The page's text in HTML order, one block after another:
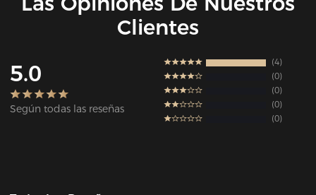
Clientes
5.0
Según todas las reseñas
4
0
0
0
0